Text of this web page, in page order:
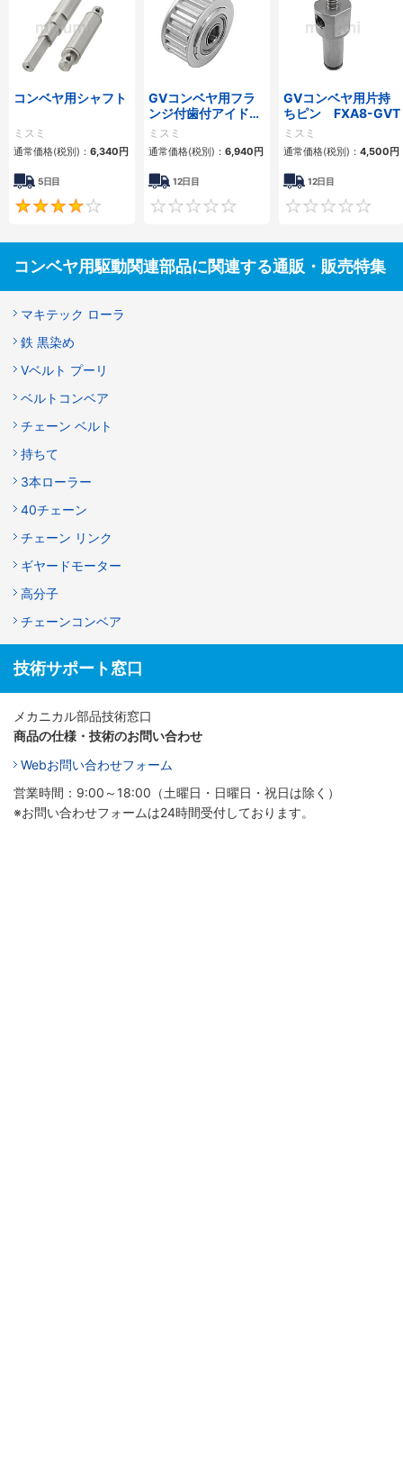
コンベヤ用シャフト
ミスミ
通常価格(税別)： 6,340 円
5日目
4
GVコンベヤ用フラ
ンジ付歯付アイドラ
ー
ミスミ
通常価格(税別)： 6,940 円
12日目
0
GVコンベヤ用片持
ちピン FXA8-GVT
ミスミ
通常価格(税別)： 4,500 円
12日目
コンベヤ用駆動関連部品に関連する通販・販売特集
マキテック ローラ
鉄 黒染め
Vベルト プーリ
ベルトコンベア
チェーン ベルト
持ちて
3本ローラー
40チェーン
チェーン リンク
ギヤードモーター
高分子
チェーンコンベア
技術サポート窓口
メカニカル部品技術窓口
商品の仕様・技術のお問い合わせ
Webお問い合わせフォーム
営業時間：9:00～18:00（土曜日・日曜日・祝日は除く）
※お問い合わせフォームは24時間受付しております。